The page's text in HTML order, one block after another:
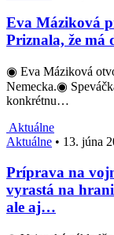
Eva Máziková
Priznala, že má
◉ Eva Máziková
Nemecka.◉
konkrétnu…
Aktuálne
Aktuálne • 13. júna
Príprava na
vyrastá na
ale aj…